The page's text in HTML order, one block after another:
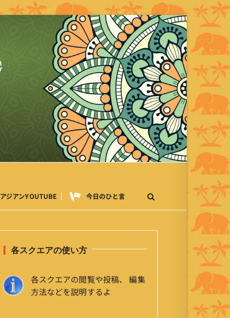
アジアンYOUTUBE 今日のひと言
各スクエアの使い方
各スクエアの閲覧や投稿、 編集
方法などを説明するよ